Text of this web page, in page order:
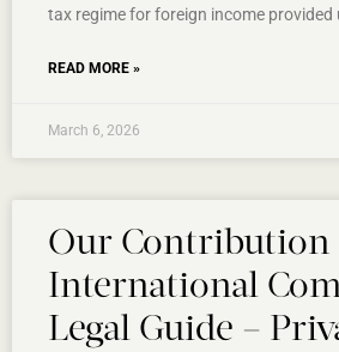
tax regime for foreign income provided
READ MORE »
March 6, 2026
Our Contribution
International
Legal Guide –